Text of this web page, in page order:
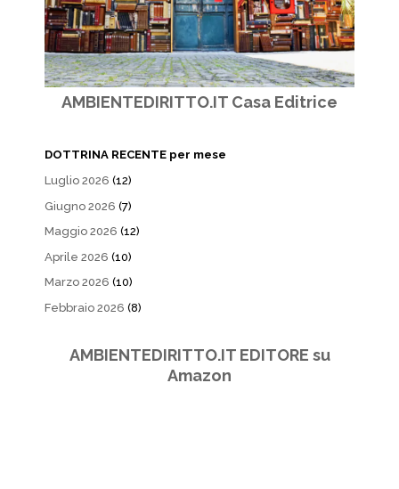
AMBIENTEDIRITTO.IT Casa Editrice
DOTTRINA RECENTE per mese
Luglio 2026 (12)
Giugno 2026 (7)
Maggio 2026 (12)
Aprile 2026 (10)
Marzo 2026 (10)
Febbraio 2026 (8)
AMBIENTEDIRITTO.IT EDITORE su
Amazon